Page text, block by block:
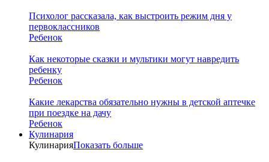
Психолог рассказала, как выстроить режим дня у
первоклассников
Ребенок
Как некоторые сказки и мультики могут навредить
ребенку
Ребенок
Какие лекарства обязательно нужны в детской аптечке
при поездке на дачу
Ребенок
Кулинария
КулинарияПоказать больше